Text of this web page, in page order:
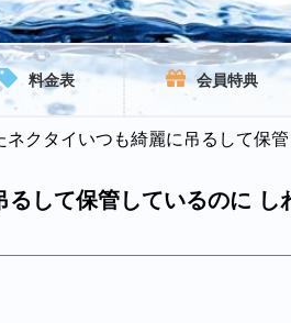
料金表 会員特典
ネクタイいつも綺麗に吊るして保
して保管しているのに し